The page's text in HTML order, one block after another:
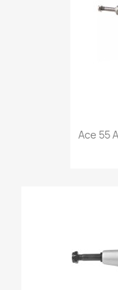
Ace 55